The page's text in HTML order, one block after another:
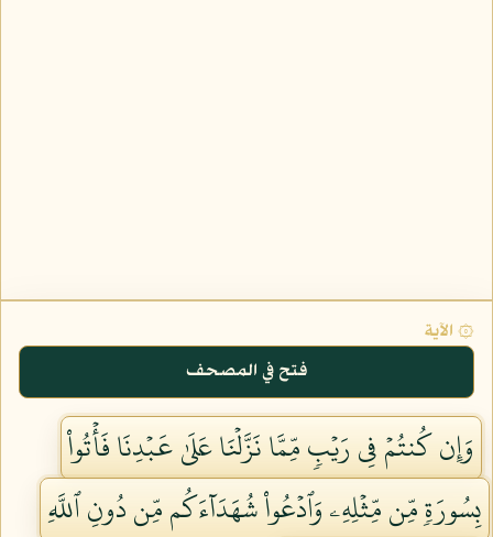
۞ الآية
فتح في المصحف
وَإِن كُنتُمۡ فِي رَيۡبٖ مِّمَّا نَزَّلۡنَا عَلَىٰ عَبۡدِنَا فَأۡتُواْ
بِسُورَةٖ مِّن مِّثۡلِهِۦ وَٱدۡعُواْ شُهَدَآءَكُم مِّن دُونِ ٱللَّهِ